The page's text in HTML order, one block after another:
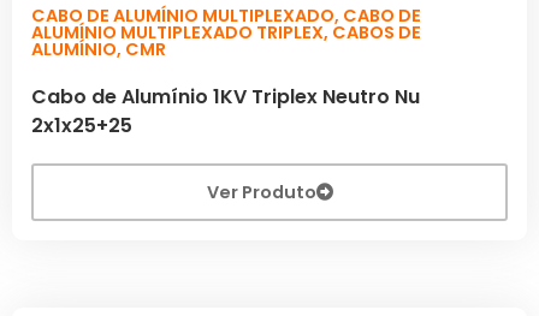
CABO DE ALUMÍNIO MULTIPLEXADO, CABO DE
ALUMÍNIO MULTIPLEXADO TRIPLEX, CABOS DE
ALUMÍNIO, CMR
Cabo de Alumínio 1KV Triplex Neutro Nu
2x1x25+25
Ver Produto